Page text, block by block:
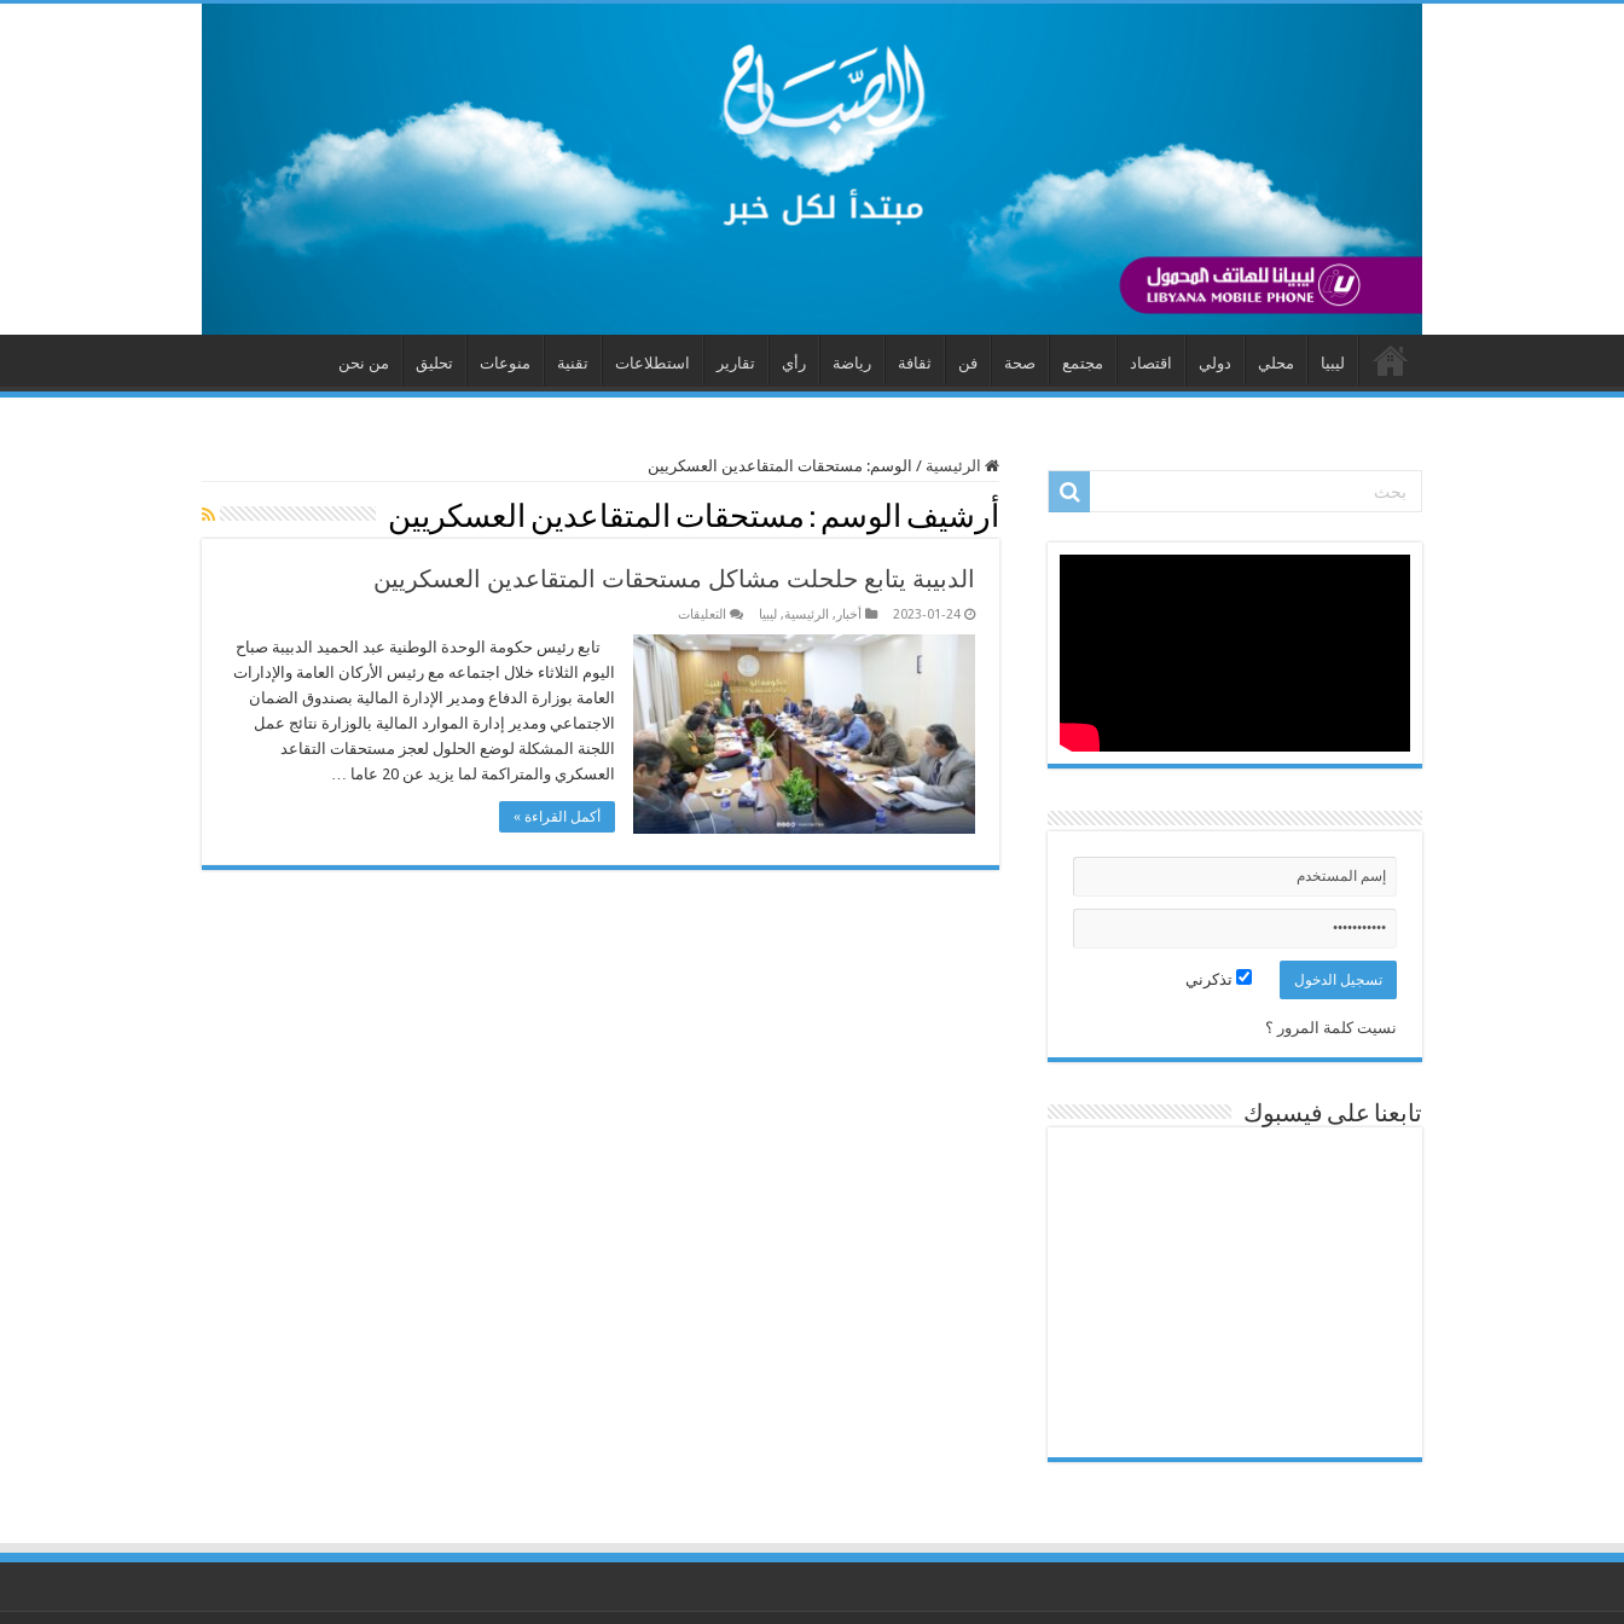
ليبيا محلي دولي اقتصاد مجتمع صحة فن ثقافة رياضة رأي تقارير استطلاعات تقنية منوعات تحليق من نحن
الرئيسية / الوسم: مستحقات المتقاعدين العسكريين
أرشيف الوسم : مستحقات المتقاعدين العسكريين
الدبيبة يتابع حلحلت مشاكل مستحقات المتقاعدين العسكريين
2023-01-24 أخبار , الرئيسية, ليبيا التعليقات
يتابع
حلحلت
مشاكل
مستحقات
المتقاعدين
العسكريين
مغلقة
تابع رئيس حكومة الوحدة الوطنية عبد الحميد الدبيبة صباح
اليوم الثلاثاء خلال اجتماعه مع رئيس الأركان العامة والإدارات
العامة بوزارة الدفاع ومدير الإدارة المالية بصندوق الضمان
الاجتماعي ومدير إدارة الموارد المالية بالوزارة نتائج عمل
اللجنة المشكلة لوضع الحلول لعجز مستحقات التقاعد
العسكري والمتراكمة لما يزيد عن 20 عاما …
أكمل القراءة »
تذكرني
نسيت كلمة المرور ؟
تابعنا على فيسبوك